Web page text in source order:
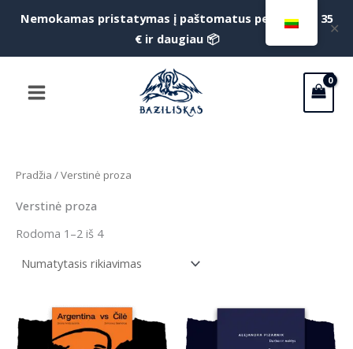
Nemokamas pristatymas į paštomatus perkant už 35
€ ir daugiau 📦
✕
Menu
Pradžia / Verstinė proza
Verstinė proza
Rodoma 1–2 iš 4